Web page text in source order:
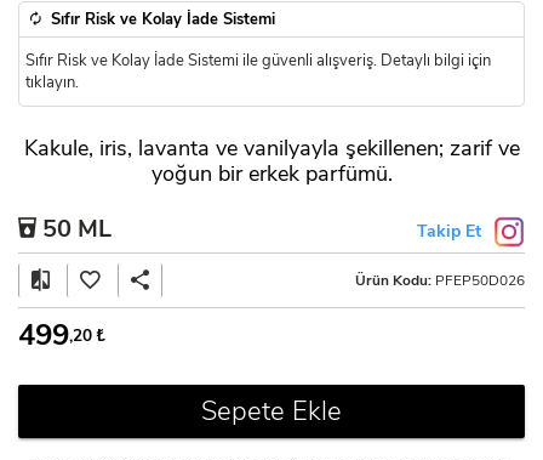
Sıfır Risk ve Kolay İade Sistemi
Sıfır Risk ve Kolay İade Sistemi ile güvenli alışveriş. Detaylı bilgi için
tıklayın.
Kakule, iris, lavanta ve vanilyayla şekillenen; zarif ve
yoğun bir erkek parfümü.
50 ML Takip Et
Ürün Kodu: PFEP50D026
499,20₺
Sepete Ekle